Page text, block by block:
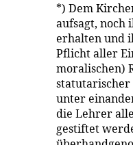
*) Dem
aufsagt, noch
erhalten und
Pflicht aller
moralischen)
statutarischer
unter
die Lehrer
gestiftet